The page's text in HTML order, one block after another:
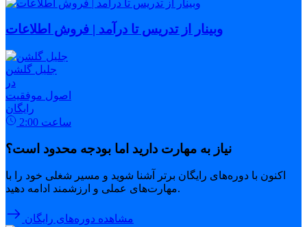
وبینار از تدریس تا درآمد | فروش اطلاعات
جلیل گلشن
در
اصول موفقیت
رایگان
2:00 ساعت
نیاز به مهارت دارید اما بودجه محدود است؟
اکنون با دوره‌های رایگان برتر آشنا شوید و مسیر شغلی خود را با
مهارت‌های عملی و ارزشمند ادامه دهید.
مشاهده دوره‌های رایگان